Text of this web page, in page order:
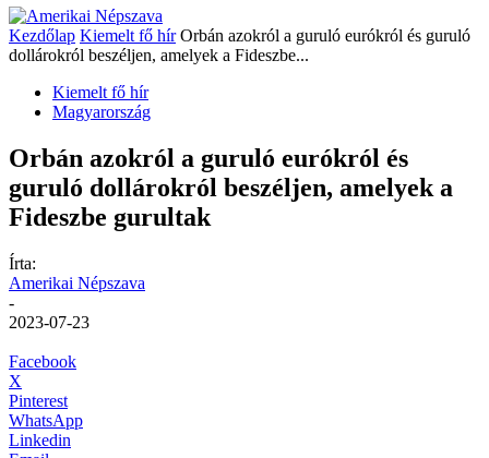
Kezdőlap Kiemelt fő hír Orbán azokról a guruló eurókról és guruló
dollárokról beszéljen, amelyek a Fideszbe...
Kiemelt fő hír
Magyarország
Orbán azokról a guruló eurókról és
guruló dollárokról beszéljen, amelyek a
Fideszbe gurultak
Írta:
Amerikai Népszava
-
2023-07-23
Facebook
X
Pinterest
WhatsApp
Linkedin